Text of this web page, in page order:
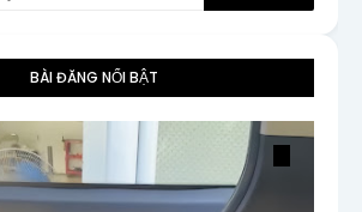
BÀI ĐĂNG NỔI BẬT